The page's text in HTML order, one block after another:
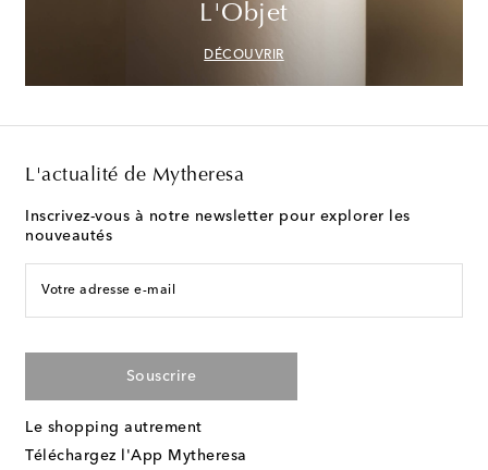
L'Objet
DÉCOUVRIR
L'actualité de Mytheresa
Inscrivez-vous à notre newsletter pour explorer les
nouveautés
Votre adresse e-mail
Souscrire
Le shopping autrement
Téléchargez l'App Mytheresa